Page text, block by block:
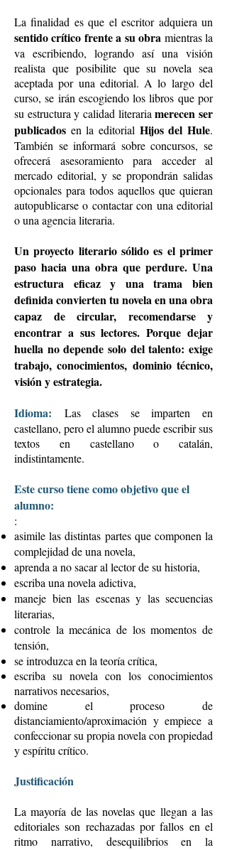
La finalidad es que el escritor adquiera un
sentido crítico frente a su obra mientras la
va escribiendo, logrando así una visión
realista que posibilite que su novela sea
aceptada por una editorial. A lo largo del
curso, se irán escogiendo los libros que por
su estructura y calidad literariamerecen ser
publicados en la editorial Hijos del Hule.
También se informará sobre concursos, se
ofrecerá asesoramiento para acceder al
mercado editorial, y se propondrán salidas
opcionales para todos aquellos que quieran
autopublicarse o contactar con una editorial
o una agencia literaria.
Un proyecto literario sólido es el primer
paso hacia una obra que perdure. Una
estructura eficaz y una trama bien
definida convierten tu novela en una obra
capaz de circular, recomendarse y
encontrar a sus lectores. Porque dejar
huella no depende solo del talento: exige
trabajo, conocimientos, dominio técnico,
visión y estrategia.
Idioma: Las clases se imparten en
castellano, pero el alumno puede escribir sus
textos en castellano o catalán,
indistintamente.
Este curso tiene como objetivo que el
alumno:
:
asimile las distintas partes que componen la
complejidad de una novela,
aprenda a no sacar al lector de su historia,
escriba una novela adictiva,
maneje bien las escenas y las secuencias
literarias,
controle la mecánica de los momentos de
tensión,
se introduzca en la teoría crítica,
escriba su novela con los conocimientos
narrativos necesarios,
domine el proceso de
distanciamiento/aproximación y empiece a
confeccionar su propia novela con propiedad
y espíritu crítico.
Justificación
La mayoría de las novelas que llegan a las
editoriales son rechazadas por fallos en el
ritmo narrativo, desequilibrios en la